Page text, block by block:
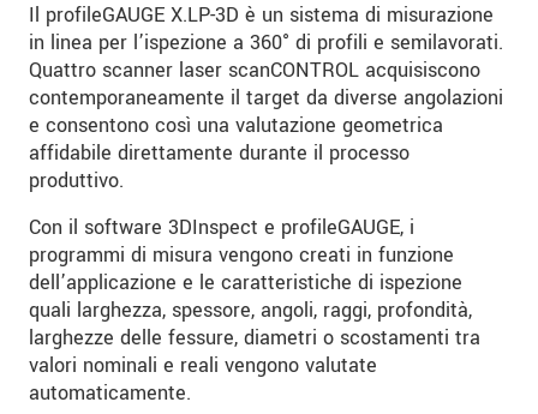
Il profileGAUGE X.LP-3D è un sistema di misurazione
in linea per l’ispezione a 360° di profili e semilavorati.
Quattro scanner laser scanCONTROL acquisiscono
contemporaneamente il target da diverse angolazioni
e consentono così una valutazione geometrica
affidabile direttamente durante il processo
produttivo.
Con il software 3DInspect e profileGAUGE, i
programmi di misura vengono creati in funzione
dell’applicazione e le caratteristiche di ispezione
quali larghezza, spessore, angoli, raggi, profondità,
larghezze delle fessure, diametri o scostamenti tra
valori nominali e reali vengono valutate
automaticamente.
E-mail*
Messaggio*
innovazioni dei prodotti via e-mail.
* Informazioni obbligatorie
We treat your data confidentially. Please read our
data privacy statement